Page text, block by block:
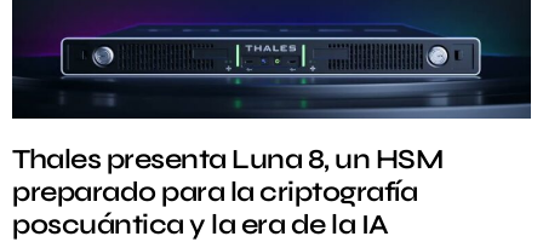
Thales presenta Luna 8, un HSM
preparado para la criptografía
poscuántica y la era de la IA